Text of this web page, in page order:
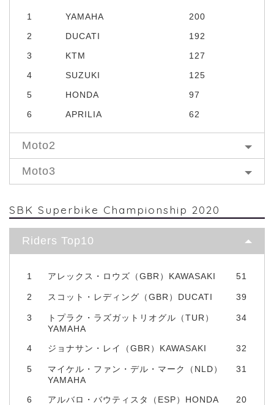
1 YAMAHA
200
2
DUCATI
192
3
KTM
127
4
SUZUKI
125
5
HONDA
97
6
APRILIA 62
Moto2
Moto3
SBK Superbike Championship 2020
Riders Top10
1 アレックス・ロウズ（GBR）KAWASAKI 51
2 スコット・レディング（GBR）DUCATI 39
3
トプラク・ラズガットリオグル（TUR）
YAMAHA
34
4 ジョナサン・レイ（GBR）KAWASAKI 32
5
マイケル・ファン・デル・マーク（NLD）
YAMAHA
31
6 アルバロ・バウティスタ（ESP）HONDA 20